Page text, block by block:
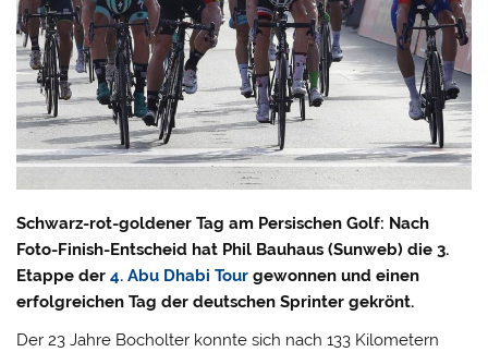
Schwarz-rot-goldener Tag am Persischen Golf: Nach
Foto-Finish-Entscheid hat Phil Bauhaus (Sunweb) die 3.
Etappe der4. Abu Dhabi Tour gewonnen und einen
erfolgreichen Tag der deutschen Sprinter gekrönt.
Der 23 Jahre Bocholter konnte sich nach 133 Kilometern